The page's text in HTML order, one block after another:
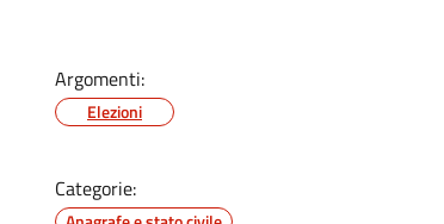
Argomenti:
Elezioni
Categorie: